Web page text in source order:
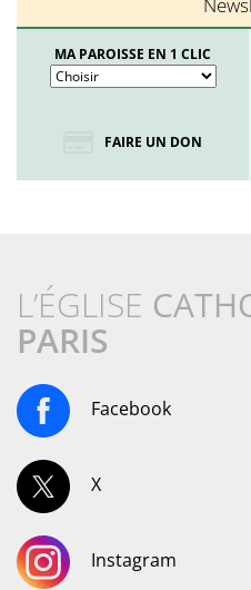
MA PAROISSE EN 1 CLIC
FAIRE UN DON
L’ÉGLISE
PARIS
Facebook
X
Instagram